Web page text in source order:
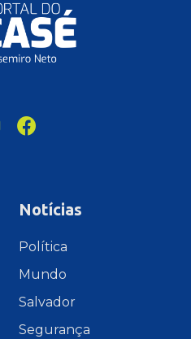
Notícias
Política
Mundo
Salvador
Segurança